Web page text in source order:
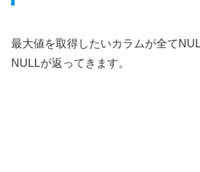
最大値を取得したいカラムが全て
NULLが返ってきます。